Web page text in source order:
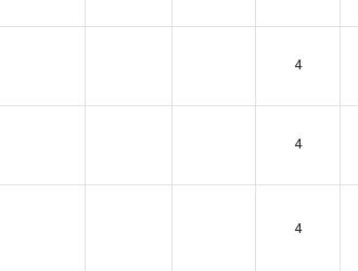
4
4
4